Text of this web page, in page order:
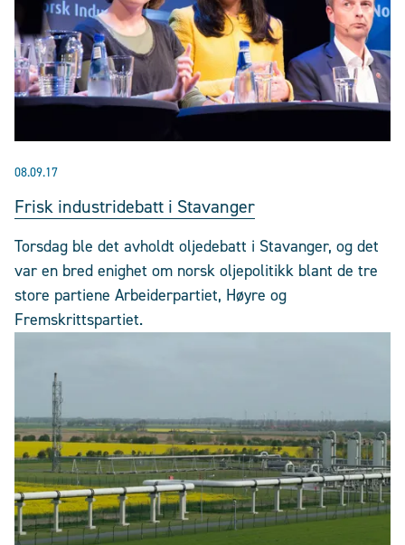
08.09.17
Frisk industridebatt i Stavanger
Torsdag ble det avholdt oljedebatt i Stavanger, og det
var en bred enighet om norsk oljepolitikk blant de tre
store partiene Arbeiderpartiet, Høyre og
Fremskrittspartiet.